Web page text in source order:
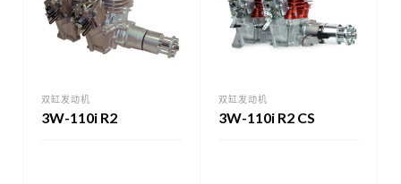
双缸发动机
3W-110i R2
双缸发动机
3W-110i R2 CS